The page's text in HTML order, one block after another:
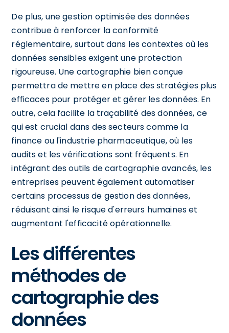
De plus, une gestion optimisée des données
contribue à renforcer la conformité
réglementaire, surtout dans les contextes où les
données sensibles exigent une protection
rigoureuse. Une cartographie bien conçue
permettra de mettre en place des stratégies plus
efficaces pour protéger et gérer les données. En
outre, cela facilite la traçabilité des données, ce
qui est crucial dans des secteurs comme la
finance ou l'industrie pharmaceutique, où les
audits et les vérifications sont fréquents. En
intégrant des outils de cartographie avancés, les
entreprises peuvent également automatiser
certains processus de gestion des données,
réduisant ainsi le risque d'erreurs humaines et
augmentant l'efficacité opérationnelle.
Les différentes
méthodes de
cartographie des
données